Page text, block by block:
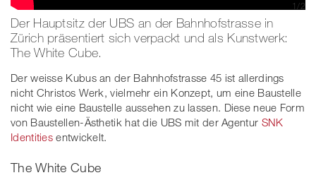
Bild: Video Making of | SNK Identities AG
1/2
Der Hauptsitz der UBS an der Bahnhofstrasse in
Zürich präsentiert sich verpackt und als Kunstwerk:
The White Cube.
Der weisse Kubus an der Bahnhofstrasse 45 ist allerdings
nicht Christos Werk, vielmehr ein Konzept, um eine Baustelle
nicht wie eine Baustelle aussehen zu lassen. Diese neue Form
von Baustellen-Ästhetik hat die UBS mit der Agentur SNK
Identities entwickelt.
The White Cube